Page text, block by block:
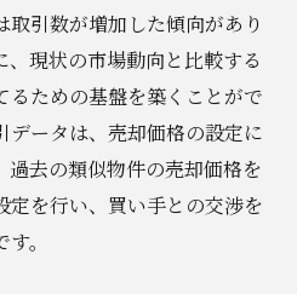
者の選び方
す伊勢崎市不動産売却のス
本ステップ
るためのテクニック
おくべき法的手続き
れとポイント
引数が増加した傾向があり
現状の市場動向と比較する
るための基盤を築くことがで
データは、売却価格の設定に
過去の類似物件の売却価格を
定を行い、買い手との交渉を
。